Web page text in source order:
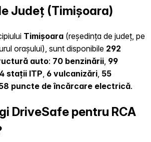
Județ (Timișoara)
Timișoara (reședința de județ, pe
orașului), sunt disponibile 292
auto: 70 benzinării, 99
4 stații ITP, 6 vulcanizări, 55
puncte de încărcare electrică.
DriveSafe pentru RCA